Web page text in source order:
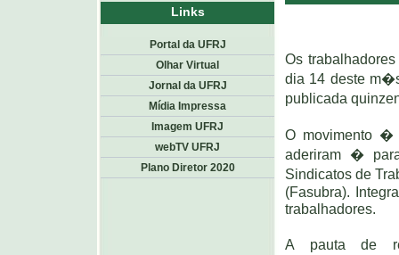
Os
dia 14 deste
publicada
O movimento �
aderiram �
Sindicatos de
(Fasubra).
trabalhadores.
A pauta de
Links
Portal da UFRJ
Olhar Virtual
Jornal da UFRJ
Mídia Impressa
Imagem UFRJ
webTV UFRJ
Plano Diretor 2020